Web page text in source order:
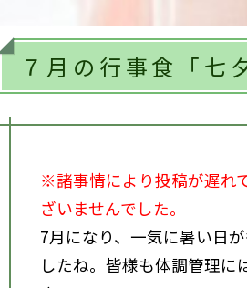
７月の行事食「七
※諸事情により投稿が遅れ
ざいませんでした。
7月になり、一気に暑い日
したね。皆様も体調管理に